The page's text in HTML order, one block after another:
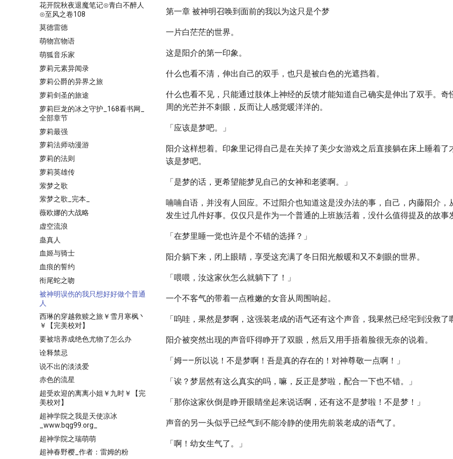
花开院秋夜退魔笔记⊙青白不醉人
⊙至风之卷108
莫德雷德
萌物宫物语
萌狐音乐家
萝莉元素异闻录
萝莉公爵的异界之旅
萝莉剑圣的旅途
萝莉巨龙的冰之守护_168看书网_
全部章节
萝莉最强
萝莉法师动漫游
萝莉的法则
萝莉英雄传
萦梦之歌
萦梦之歌_完本_
薇欧娜的大战略
虚空流浪
蛊真人
血姬与骑士
血痕的誓约
衔尾蛇之吻
被神明误伤的我只想好好做个普通
人
西琳的穿越救赎之旅￥雪月寒枫丶
￥【完美校对】
要被培养成绝色尤物了怎么办
诠释禁忌
说不出的淡淡爱
赤色的流星
超受欢迎的离离小姐￥九时￥【完
美校对】
超神学院之我是天使凉冰
_www.bqg99.org_
超神学院之瑞萌萌
超神春野樱_作者：雷姆的粉
第一章 被神明召唤到面前的我以为这只是个梦
一片白茫茫的世界。
这是阳介的第一印象。
什么也看不清，伸出自己的双手，也只是被白色的光遮挡着。
什么也看不见，只能通过肢体上神经的反馈才能知道自己确实是伸出了双手。奇
周的光芒并不刺眼，反而让人感觉暖洋洋的。
「应该是梦吧。」
阳介这样想着。印象里记得自己是在关掉了美少女游戏之后直接躺在床上睡着了
该是梦吧。
「是梦的话，更希望能梦见自己的女神和老婆啊。」
喃喃自语，并没有人回应。不过阳介也知道这是没办法的事，自己，内藤阳介，
发生过几件好事。仅仅只是作为一个普通的上班族活着，没什么值得提及的故事
「在梦里睡一觉也许是个不错的选择？」
阳介躺下来，闭上眼睛，享受这充满了冬日阳光般暖和又不刺眼的世界。
「喂喂，汝这家伙怎么就躺下了！」
一个不客气的带着一点稚嫩的女音从周围响起。
「呜哇，果然是梦啊，这强装老成的语气还有这个声音，我果然已经宅到没救了
阳介被突然出现的声音吓得睁开了双眼，然后又用手捂着脸很无奈的说着。
「姆——所以说！不是梦啊！吾是真的存在的！对神尊敬一点啊！」
「诶？梦居然有这么真实的吗，嘛，反正是梦啦，配合一下也不错。」
「那你这家伙倒是睁开眼睛坐起来说话啊，还有这不是梦啦！不是梦！」
声音的另一头似乎已经气到不能冷静的使用先前装老成的语气了。
「啊！幼女生气了。」